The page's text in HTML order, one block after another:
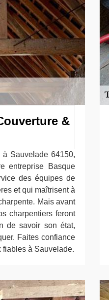
&
à Sauvelade 64150,
entreprise Basque
des équipes de
et qui maîtrisent à
Mais avant
charpentiers feront
de savoir son état,
Faites confiance
fiables à Sauvelade.